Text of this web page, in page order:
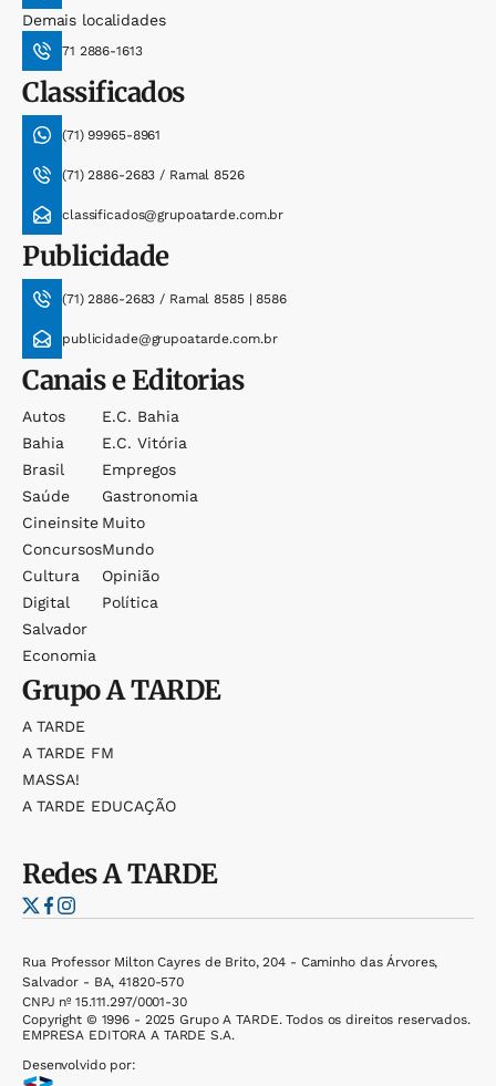
Demais localidades
71 2886-1613
Classificados
(71) 99965-8961
(71) 2886-2683 / Ramal 8526
classificados@grupoatarde.com.br
Publicidade
(71) 2886-2683 / Ramal 8585 | 8586
publicidade@grupoatarde.com.br
Canais e Editorias
Autos
Bahia
Brasil
Saúde
Cineinsite
Concursos
Cultura
Digital
Salvador
Economia
E.c. Bahia
E.c. Vitória
Empregos
Gastronomia
Muito
Mundo
Opinião
Política
GrupoA TARDE
A TARDE
A TARDE FM
MASSA!
A TARDE EDUCAÇÃO
RedesA TARDE
Rua Professor Milton Cayres de Brito, 204 - Caminho das Árvores,
Salvador - BA, 41820-570
CNPJ nº 15.111.297/0001-30
Copyright © 1996 - 2025 Grupo A TARDE. Todos os direitos reservados.
EMPRESA EDITORA A TARDE S.A.
Desenvolvido por: